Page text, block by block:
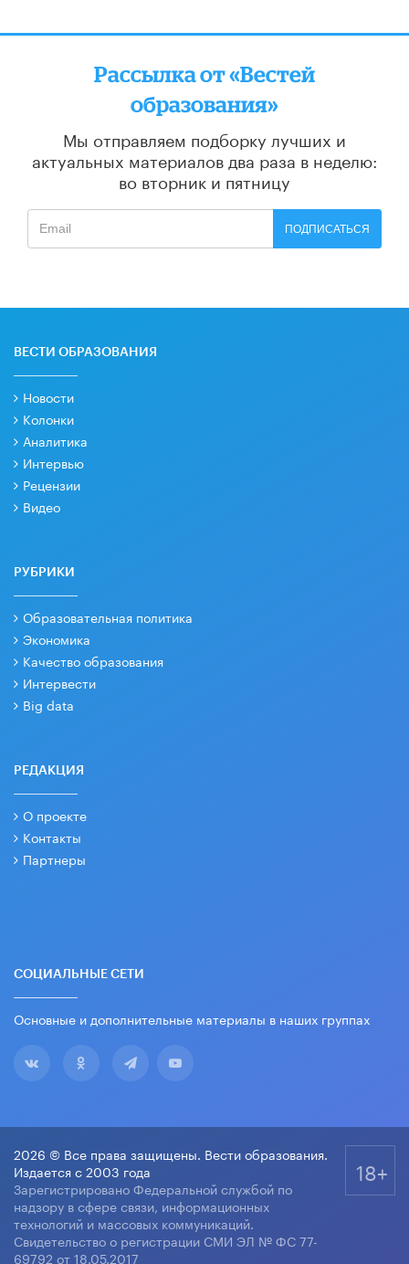
Рассылка от «Вестей
образования»
Мы отправляем подборку лучших и
актуальных материалов два раза в неделю:
во вторник и пятницу
ПОДПИСАТЬСЯ
ВЕСТИ ОБРАЗОВАНИЯ
Новости
Колонки
Аналитика
Интервью
Рецензии
Видео
РУБРИКИ
Образовательная политика
Экономика
Качество образования
Интервести
Big data
РЕДАКЦИЯ
О проекте
Контакты
Партнеры
СОЦИАЛЬНЫЕ СЕТИ
Основные и дополнительные материалы в наших группах
2026 © Все права защищены. Вести образования.
Издается с 2003 года
Зарегистрировано Федеральной службой по
надзору в сфере связи, информационных
технологий и массовых коммуникаций.
Свидетельство о регистрации СМИ ЭЛ № ФС 77-
69792 от 18.05.2017
18+